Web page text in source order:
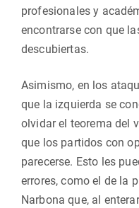
profesionales y
encontrarse con que
descubiertas.
Asimismo, en los
que la izquierda se
olvidar el teorema del
que los partidos con
parecerse. Esto les
errores, como el de la
Narbona que, al